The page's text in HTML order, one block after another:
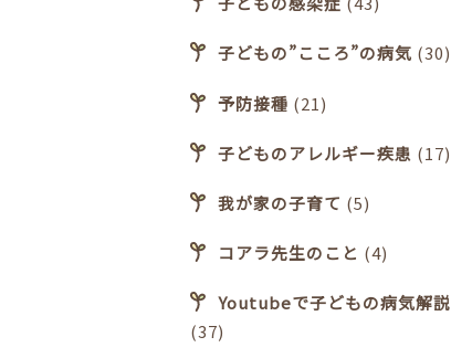
子どもの”こころ”の病気 (30)
予防接種 (21)
子どものアレルギー疾患 (17)
我が家の子育て (5)
コアラ先生のこと (4)
Youtubeで子どもの病気解説
(37)